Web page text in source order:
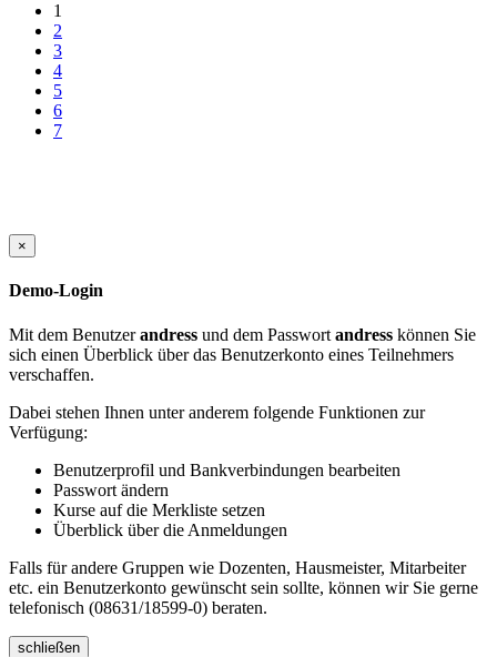
1
2
3
4
5
6
7
×
Demo-Login
Mit dem Benutzerandress und dem Passwort andress können Sie
sich einen Überblick über das Benutzerkonto eines Teilnehmers
verschaffen.
Dabei stehen Ihnen unter anderem folgende Funktionen zur
Verfügung:
Benutzerprofil und Bankverbindungen bearbeiten
Passwort ändern
Kurse auf die Merkliste setzen
Überblick über die Anmeldungen
Falls für andere Gruppen wie Dozenten, Hausmeister, Mitarbeiter
etc. ein Benutzerkonto gewünscht sein sollte, können wir Sie gerne
telefonisch (08631/18599-0) beraten.
schließen